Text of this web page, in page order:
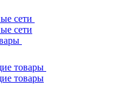
сети
сети
товары
товары